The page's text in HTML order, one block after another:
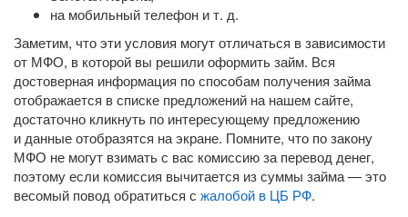
на мобильный телефон и т. д.
Заметим, что эти условия могут отличаться в зависимости
от МФО, в которой вы решили оформить займ. Вся
достоверная информация по способам получения займа
отображается в списке предложений на нашем сайте,
достаточно кликнуть по интересующему предложению
и данные отобразятся на экране. Помните, что по закону
МФО не могут взимать с вас комиссию за перевод денег,
поэтому если комиссия вычитается из суммы займа — это
весомый повод обратиться с жалобой в ЦБ РФ.